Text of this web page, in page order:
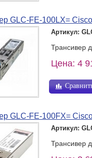
GLC-FE-100LX=
Артикул:
Трансивер
Цена: 4
GLC-FE-100FX=
Артикул:
Трансивер